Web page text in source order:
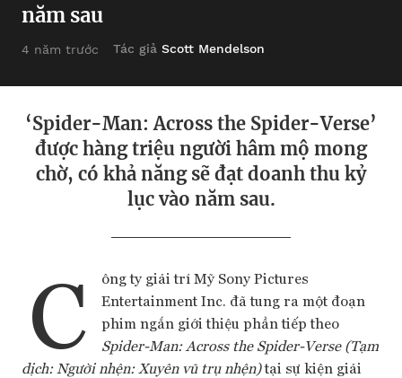
năm sau
4 năm trước Tác giả Scott Mendelson
‘Spider-Man: Across the Spider-Verse’
được hàng triệu người hâm mộ mong
chờ, có khả năng sẽ đạt doanh thu kỷ
lục vào năm sau.
C
ông ty giải trí Mỹ Sony Pictures
Entertainment Inc. đã tung ra một đoạn
phim ngắn giới thiệu phần tiếp theo
Spider-Man: Across the Spider-Verse (Tạm
dịch: Người nhện: Xuyên vũ trụ nhện)tại sự kiện giải